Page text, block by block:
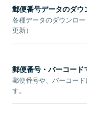
郵便番号データのダウ
各種データのダウンロ
更新）
郵便番号・バーコード
郵便番号や、バーコー
す。